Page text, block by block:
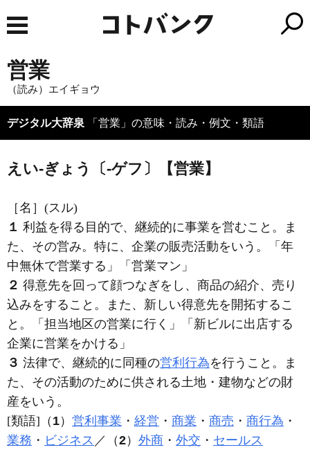
営業
（読み）エイギョウ
デジタル大辞泉 「営業」の意味・読み・例文・類語
えい‐ぎょう〔‐ゲフ〕【営業】
［名］ (スル)
１ 利益を得る目的で、継続的に事業を営むこと。ま
た、その営み。特に、企業の販売活動をいう。「年
中無休で営業する」「 営業マン」
２ 得意先を回って顔つなぎをし、商品の紹介、売り
込みをすること。また、新しい得意先を開拓するこ
と。「担当地区の営業に行く」「新ビルに出店する
企業に営業をかける」
３ 法律で、継続的に同種の営利行為を行うこと。ま
た、その活動のために供される土地・建物などの財
産をいう。
[類語]（ 1） 営利事業 ・ 経営 ・ 商業 ・ 商売 ・ 商行為 ・
業務 ・ ビジネス ／（2） 外商 ・ 外交 ・ セールス